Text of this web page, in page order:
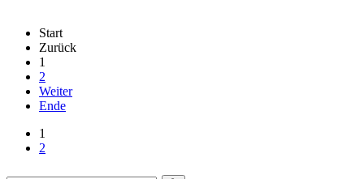
Start
Zurück
1
2
Weiter
Ende
1
2